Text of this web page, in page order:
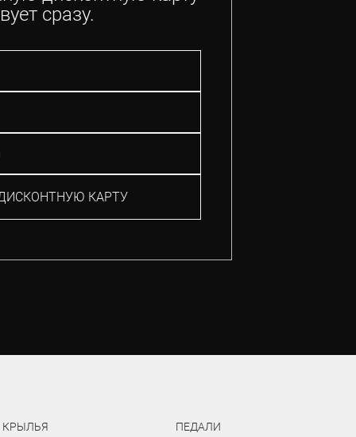
сразу.
КАРТУ
КРЫЛЬЯ
ПЕДАЛИ